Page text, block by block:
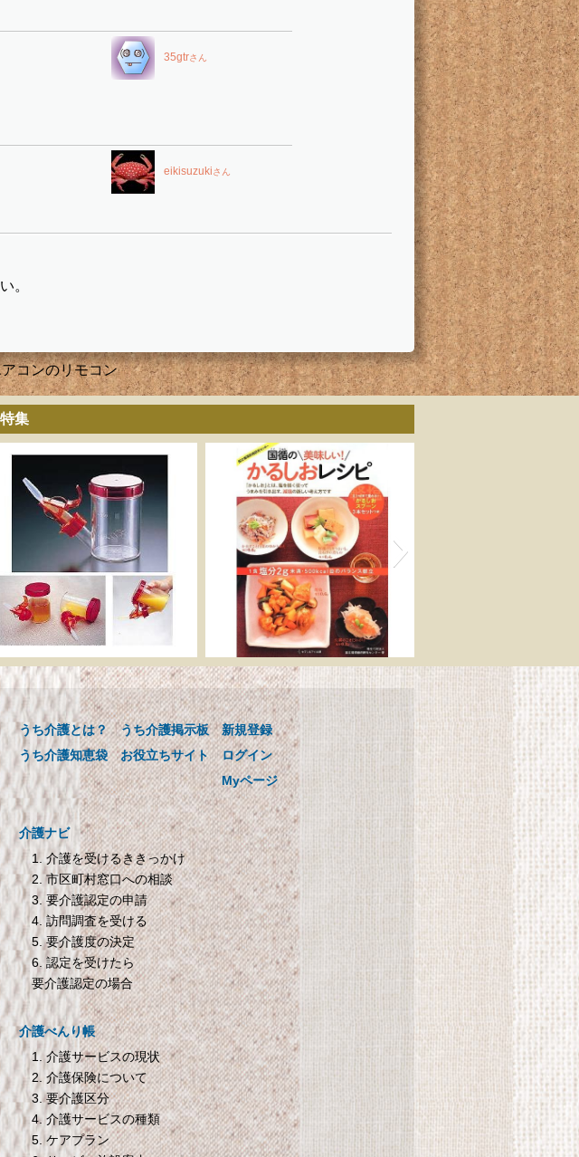
35gtrさん
eikisuzukiさん
。
コンのリモコン
集
用食器 らくらくゴ
ンスープ・お茶用
【介護用品】
食器 らくらくゴックンス
プ・お茶用【介護用品】
国循の美味しい! かるし
おレシピ 0.1mlまで量れ
る! かるしおスプーン3本
セットつき
国循の美味しい! かるしおレシピ
0.1mlまで量れる! かるしおスプー
ン3本セットつき
ムロン HEM-7200 自
動血圧計
ロン HEM-7200 自動血圧計
SHARP プラズマクラス
ター搭載 加湿機 気化式
パーソナルタイプ ブル
ー系 HV-C30-A
SHARP プラズマクラスター搭載
加湿機 気化式 パーソナルタイプ
ブルー系 HV-C30-A
うち介護とは？
うち介護知恵袋
うち介護掲示板
お役立ちサイト
新規登録
ログイン
Myページ
介護ナビ
1. 介護を受けるききっかけ
2. 市区町村窓口への相談
3. 要介護認定の申請
4. 訪問調査を受ける
5. 要介護度の決定
6. 認定を受けたら
要介護認定の場合
介護べんり帳
1. 介護サービスの現状
2. 介護保険について
3. 要介護区分
4. 介護サービスの種類
5. ケアプラン